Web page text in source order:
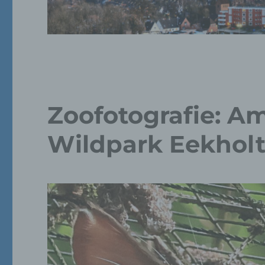
Zoofotografie:
Wildpark